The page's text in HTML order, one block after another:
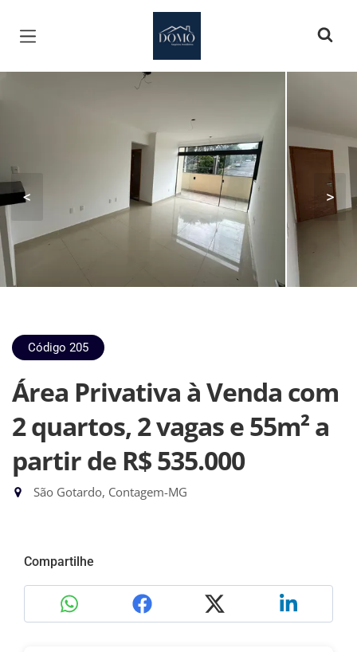
Página inicial
< >
Código 205
Área Privativa à Venda com
2 quartos, 2 vagas e 55m²a
partir de R$ 535.000
São Gotardo, Contagem-MG
Compartilhe